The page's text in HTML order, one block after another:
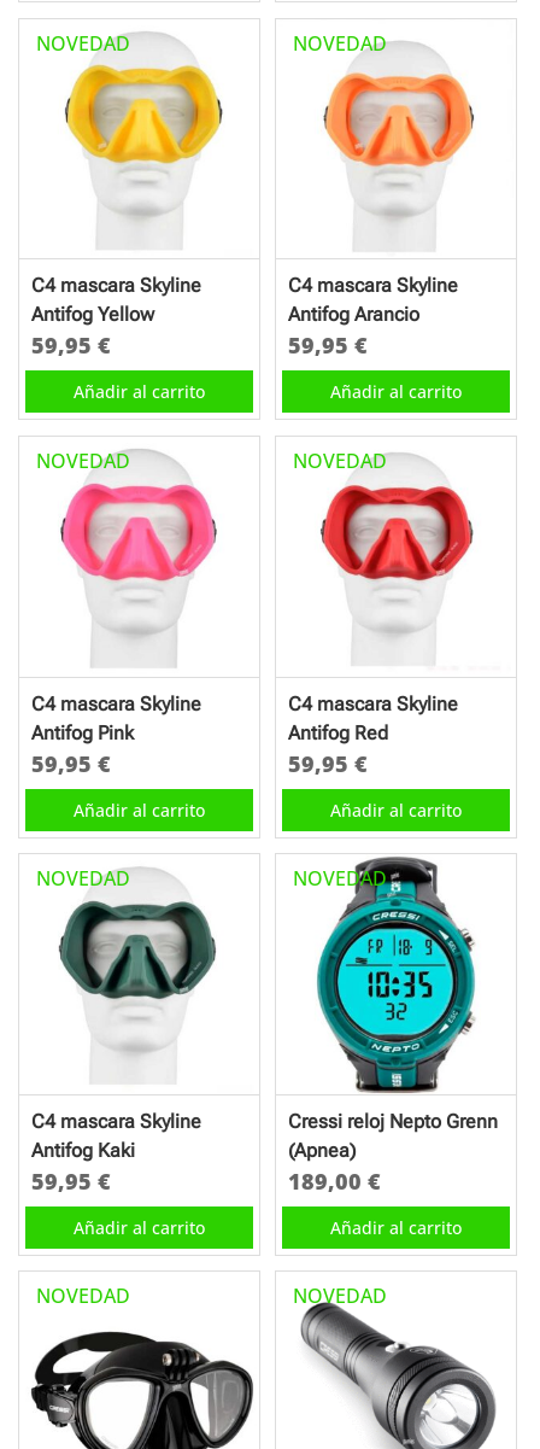
NOVEDAD
C4 mascara Skyline
Antifog Yellow
59,95 €
Añadir al carrito
NOVEDAD
C4 mascara Skyline
Antifog Arancio
59,95€
Añadir al carrito
NOVEDAD
C4 mascara Skyline
Antifog Pink
59,95 €
Añadir al carrito
NOVEDAD
C4 mascara Skyline
Antifog Red
59,95€
Añadir al carrito
NOVEDAD
C4 mascara Skyline
Antifog Kaki
59,95 €
Añadir al carrito
NOVEDAD
Cressi reloj Nepto Grenn
(Apnea)
189,00€
Añadir al carrito
NOVEDAD NOVEDAD